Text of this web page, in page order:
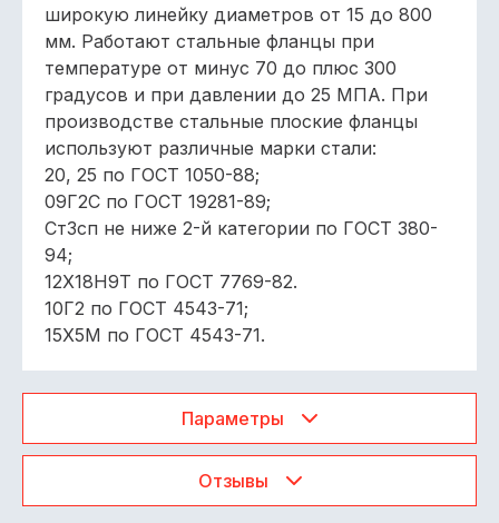
широкую линейку диаметров от 15 до 800
мм. Работают стальные фланцы при
температуре от минус 70 до плюс 300
градусов и при давлении до 25 МПА. При
производстве стальные плоские фланцы
используют различные марки стали:
20, 25 по ГОСТ 1050-88;
09Г2С по ГОСТ 19281-89;
Ст3сп не ниже 2-й категории по ГОСТ 380-
94;
12Х18Н9Т по ГОСТ 7769-82.
10Г2 по ГОСТ 4543-71;
15Х5М по ГОСТ 4543-71.
Параметры
Отзывы